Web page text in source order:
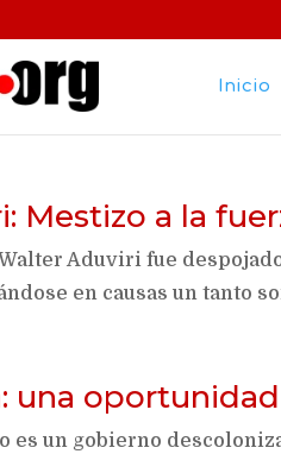
Inicio
Mestizo a la
Aduviri fue
en causas un tanto
una
es un gobierno